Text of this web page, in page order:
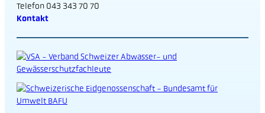
Telefon 043 343 70 70
Kontakt